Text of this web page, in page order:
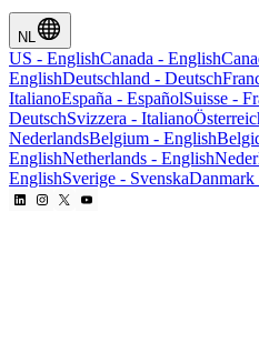
NL
US - EnglishCanada - English
EnglishDeutschland - Deutsch
ItalianoEspaña - EspañolSuisse -
DeutschSvizzera - Italiano
NederlandsBelgium - English
EnglishNetherlands - English
EnglishSverige - SvenskaDanmark